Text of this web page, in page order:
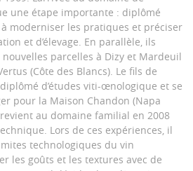
une étape importante : diplômé
moderniser les pratiques et préciser
et d’élevage. En parallèle, ils
parcelles à Dizy et Mardeuil
(Côte des Blancs). Le fils de
d’études viti-œnologique et se
pour la Maison Chandon (Napa
au domaine familial en 2008
Lors de ces expériences, il
technologiques du vin
les goûts et les textures avec de